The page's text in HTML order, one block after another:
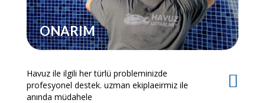
ONARIM
Havuz ile ilgili her türlü probleminizde
profesyonel destek. uzman ekiplaeirmiz ile
anında müdahele